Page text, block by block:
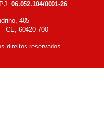
06.052.104/0001-26
405
CE, 60420-700
direitos reservados.